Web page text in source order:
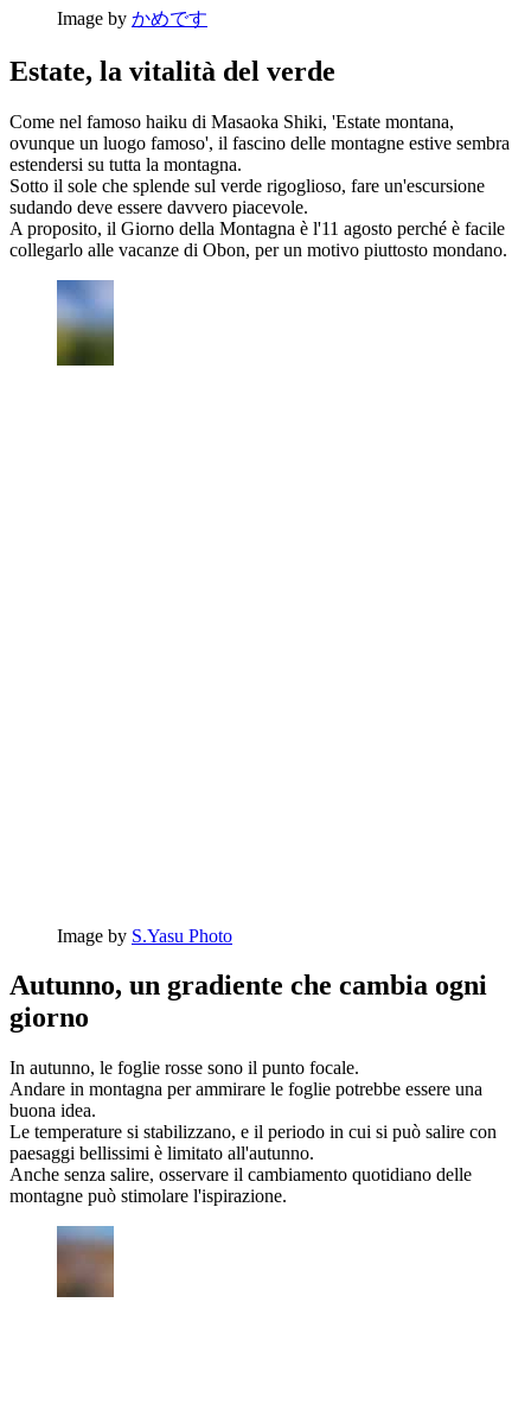
Image by かめです
Estate, la vitalità del verde
Come nel famoso haiku di Masaoka Shiki, 'Estate montana,
ovunque un luogo famoso', il fascino delle montagne estive sembra
estendersi su tutta la montagna.
Sotto il sole che splende sul verde rigoglioso, fare un'escursione
sudando deve essere davvero piacevole.
A proposito, il Giorno della Montagna è l'11 agosto perché è facile
collegarlo alle vacanze di Obon, per un motivo piuttosto mondano.
Image by S.Yasu Photo
Autunno, un gradiente che cambia ogni
giorno
In autunno, le foglie rosse sono il punto focale.
Andare in montagna per ammirare le foglie potrebbe essere una
buona idea.
Le temperature si stabilizzano, e il periodo in cui si può salire con
paesaggi bellissimi è limitato all'autunno.
Anche senza salire, osservare il cambiamento quotidiano delle
montagne può stimolare l'ispirazione.